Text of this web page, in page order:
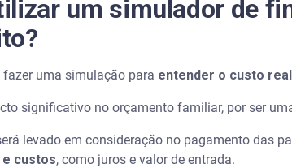
um simulador de
uma simulação para entender o custo
significativo no orçamento familiar, por ser
levado em consideração no pagamento das
custos, como juros e valor de entrada.